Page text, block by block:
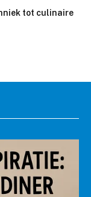
tot culinaire